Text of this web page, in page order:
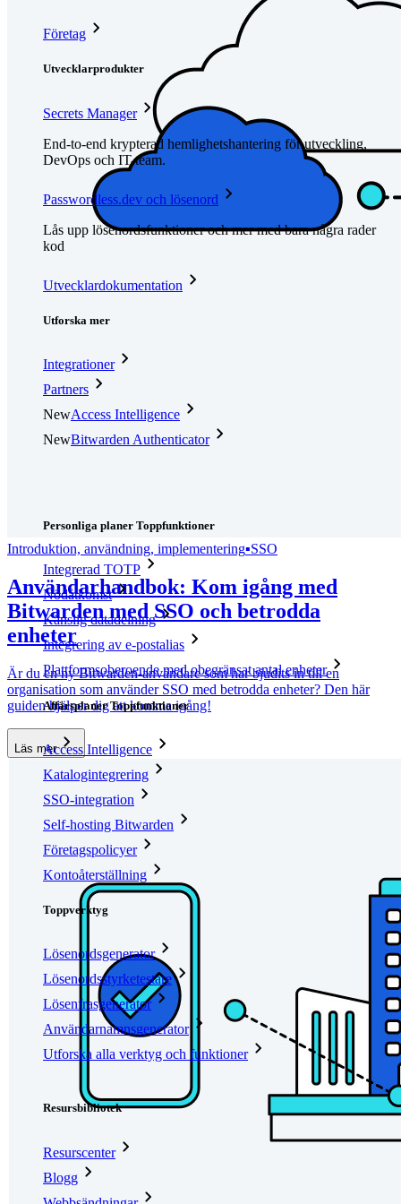
Företag
Utvecklarprodukter
Secrets Manager
End-to-end krypterad hemlighetshantering för utveckling,
DevOps och IT-team.
Passwordless.dev och lösenord
Lås upp lösenordsfunktioner och mer med bara några rader
kod
Utvecklardokumentation
Utforska mer
Integrationer
Partners
NewAccess Intelligence
NewBitwarden Authenticator
Personliga planer Toppfunktioner
Integrerad TOTP
Nödåtkomst
Känslig datadelning
Integrering av e-postalias
Plattformsoberoende med obegränsat antal enheter
Affärsplaner Toppfunktioner
Access Intelligence
Katalogintegrering
SSO-integration
Self-hosting Bitwarden
Företagspolicyer
Kontoåterställning
Toppverktyg
Lösenordsgenerator
Lösenordsstyrketestare
Lösenfrasgenerator
Användarnamnsgenerator
Utforska alla verktyg och funktioner
Resursbibliotek
Resurscenter
Blogg
Introduktion, användning, implementering▪SSO
Användarhandbok: Kom igång med
Bitwarden med SSO och betrodda
enheter
Är du en ny Bitwarden-användare som har bjudits in till en
organisation som använder SSO med betrodda enheter? Den här
guiden hjälper dig att komma igång!
Läs mer